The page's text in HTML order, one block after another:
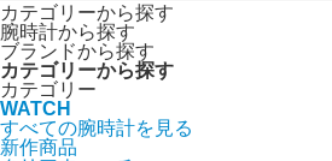
カテゴリーから探す
腕時計から探す
ブランドから探す
カテゴリーから探す
カテゴリー
WATCH
すべての腕時計を見る
新作商品